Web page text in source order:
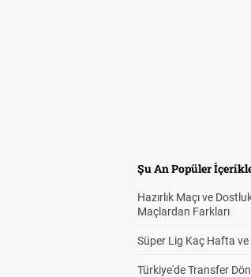
Şu An Popüler
Hazırlık Maçı ve
Maçlardan Farkları
Süper Lig Kaç Hafta ve
Türkiye'de Transfer